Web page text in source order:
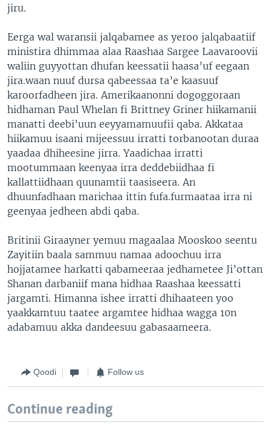
jiru.
Eerga wal waransii jalqabamee as yeroo jalqabaatiif
ministira dhimmaa alaa Raashaa Sargee Laavaroovii
waliin guyyottan dhufan keessatii haasa’uf eegaan
jira.waan nuuf dursa qabeessaa ta’e kaasuuf
karoorfadheen jira. Amerikaanonni dogoggoraan
hidhaman Paul Whelan fi Brittney Griner hiikamanii
manatti deebi’uun eeyyamamuufii qaba. Akkataa
hiikamuu isaani mijeessuu irratti torbanootan duraa
yaadaa dhiheesine jirra. Yaadichaa irratti
mootummaan keenyaa irra deddebiidhaa fi
kallattiidhaan quunamtii taasiseera. An
dhuunfadhaan marichaa ittin fufa.furmaataa irra ni
geenyaa jedheen abdi qaba.
Britinii Giraayner yemuu magaalaa Mooskoo seentu
Zayitiin baala sammuu namaa adoochuu irra
hojjatamee harkatti qabameeraa jedhametee Ji’ottan
Shanan darbaniif mana hidhaa Raashaa keessatti
jargamti. Himanna ishee irratti dhihaateen yoo
yaakkamtuu taatee argamtee hidhaa wagga 10n
adabamuu akka dandeesuu gabasaameera.
Qoodi Follow us
Continue reading